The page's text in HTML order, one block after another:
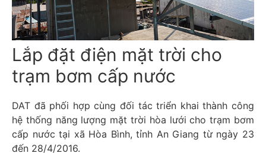
Lắp đặt điện mặt trời cho
trạm bơm cấp nước
DAT đã phối hợp cùng đối tác triển khai thành công
hệ thống năng lượng mặt trời hòa lưới cho trạm bơm
cấp nước tại xã Hòa Bình, tỉnh An Giang từ ngày 23
đến 28/4/2016.